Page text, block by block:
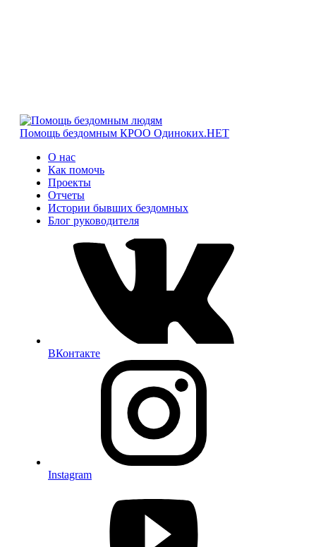
Помощь бездомным КРОО Одиноких.НЕТ
О нас
Как помочь
Проекты
Отчеты
Истории бывших бездомных
Блог руководителя
ВКонтакте
Instagram